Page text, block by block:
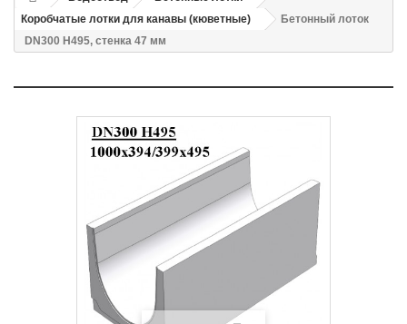
Коробчатые лотки для канавы (кюветные)
Бетонный лоток
DN300 H495, стенка 47 мм